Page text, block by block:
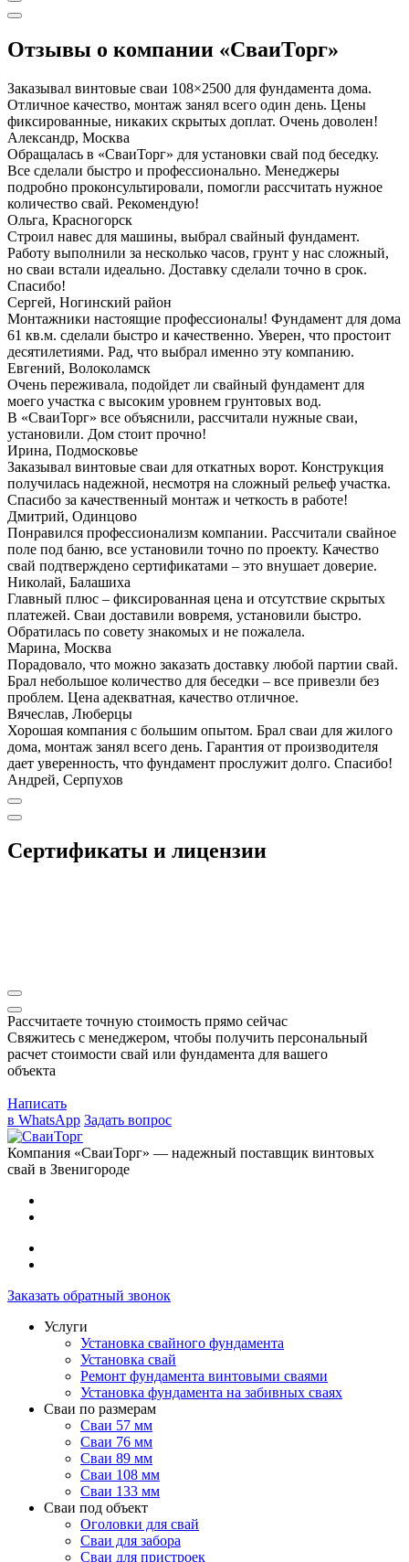
Отзывы о компании «СваиТорг»
Заказывал винтовые сваи 108×2500 для фундамента дома.
Отличное качество, монтаж занял всего один день. Цены
фиксированные, никаких скрытых доплат. Очень доволен!
Александр, Москва
Обращалась в «СваиТорг» для установки свай под беседку.
Все сделали быстро и профессионально. Менеджеры
подробно проконсультировали, помогли рассчитать нужное
количество свай. Рекомендую!
Ольга, Красногорск
Строил навес для машины, выбрал свайный фундамент.
Работу выполнили за несколько часов, грунт у нас сложный,
но сваи встали идеально. Доставку сделали точно в срок.
Спасибо!
Сергей, Ногинский район
Монтажники настоящие профессионалы! Фундамент для дома
61 кв.м. сделали быстро и качественно. Уверен, что простоит
десятилетиями. Рад, что выбрал именно эту компанию.
Евгений, Волоколамск
Очень переживала, подойдет ли свайный фундамент для
моего участка с высоким уровнем грунтовых вод.
В «СваиТорг» все объяснили, рассчитали нужные сваи,
установили. Дом стоит прочно!
Ирина, Подмосковье
Заказывал винтовые сваи для откатных ворот. Конструкция
получилась надежной, несмотря на сложный рельеф участка.
Спасибо за качественный монтаж и четкость в работе!
Дмитрий, Одинцово
Понравился профессионализм компании. Рассчитали свайное
поле под баню, все установили точно по проекту. Качество
свай подтверждено сертификатами – это внушает доверие.
Николай, Балашиха
Главный плюс – фиксированная цена и отсутствие скрытых
платежей. Сваи доставили вовремя, установили быстро.
Обратилась по совету знакомых и не пожалела.
Марина, Москва
Порадовало, что можно заказать доставку любой партии свай.
Брал небольшое количество для беседки – все привезли без
проблем. Цена адекватная, качество отличное.
Вячеслав, Люберцы
Хорошая компания с большим опытом. Брал сваи для жилого
дома, монтаж занял всего день. Гарантия от производителя
дает уверенность, что фундамент прослужит долго. Спасибо!
Андрей, Серпухов
Сертификаты и лицензии
Рассчитаете точную стоимость прямо сейчас
Свяжитесь с менеджером, чтобы получить персональный
расчет стоимости свай или фундамента для вашего
объекта
Написать
в WhatsApp Задать вопрос
Компания «СваиТорг» — надежный поставщик винтовых
свай в Звенигороде
Заказать обратный звонок
Услуги
Установка свайного фундамента
Установка свай
Ремонт фундамента винтовыми сваями
Установка фундамента на забивных сваях
Сваи по размерам
Сваи 57 мм
Сваи 76 мм
Сваи 89 мм
Сваи 108 мм
Сваи 133 мм
Сваи под объект
Оголовки для свай
Сваи для забора
Сваи для пристроек